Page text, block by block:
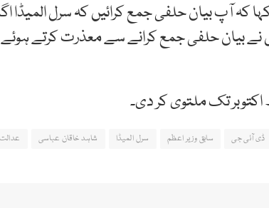
کہ آپ بیان حلفی جمع کرائیں کہ سرل
نے بیان حلفی جمع کرانے سے معذرت کرتے
تک ملتوی کر دی۔
ڈی آئی جی سابق وزیر اعظم سرل المیڈا شاہد خاقان عباسی